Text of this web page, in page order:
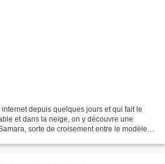
depuis quelques jours et qui fait le
et dans la neige, on y découvre une
sorte de croisement entre le modèle à